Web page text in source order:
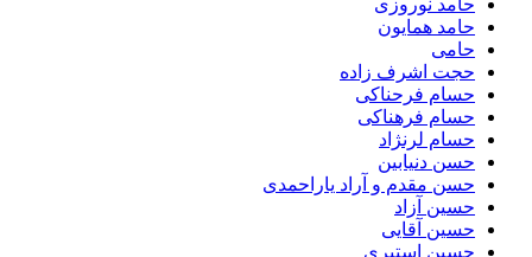
حامد نوروزی
حامد همایون
حامی
حجت اشرف زاده
حسام فرحناکی
حسام فرهناکی
حسام لرنژاد
حسن دنیابین
حسن مقدم و آراد یاراحمدی
حسین آزاد
حسین آقایی
حسین استیری